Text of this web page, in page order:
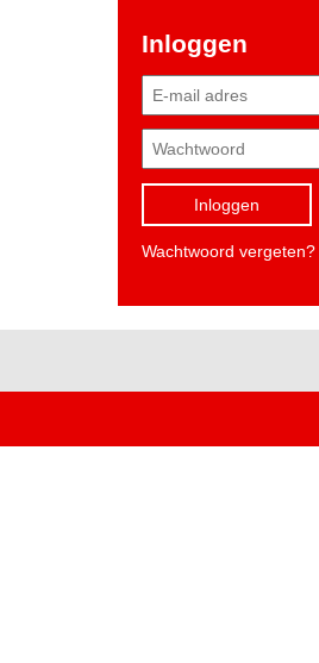
Inloggen
Inloggen
Wachtwoord vergeten?